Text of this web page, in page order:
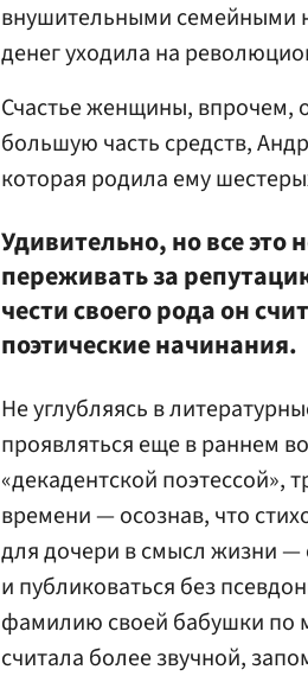
внушительными семейными
денег уходила на
Счастье женщины, впрочем,
большую часть средств,
которая родила ему
Удивительно, но все это
переживать за
чести своего рода он
поэтические начинания.
Не углубляясь в
проявляться еще в раннем
«декадентской поэтессой»,
времени — осознав, что
для дочери в смысл жизни —
и публиковаться без
фамилию своей бабушки по
считала более звучной,